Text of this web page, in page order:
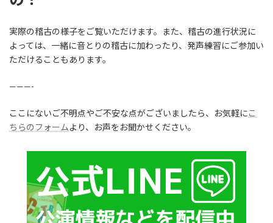
実際の稽古の様子をご覧いただけます。また、稽古の進行状況に
よっては、一緒に音とりの稽古に加わったり、発声練習にご参加い
ただけることもあります。
———-
ここにないご不明点やご不安な点がございましたら、お気軽にこ
ちらのフォームより、お声をお聞かせください。